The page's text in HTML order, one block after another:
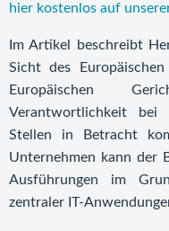
hier kostenlos auf
Im Artikel beschreibt
Sicht des
Europäischen
Verantwortlichkeit bei
Stellen in Betracht
Unternehmen kann der
Ausführungen im
zentraler IT-